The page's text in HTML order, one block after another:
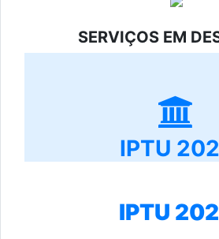
SERVIÇOS EM
IPTU
IPTU